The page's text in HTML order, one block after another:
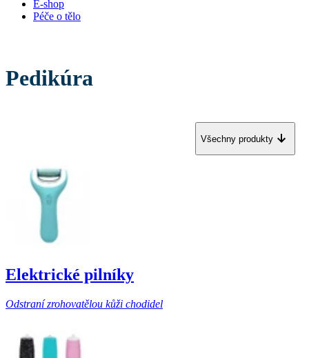
E-shop
Péče o tělo
Pedikúra
Všechny produkty
Elektrické pilníky
Odstraní zrohovatělou kůži chodidel